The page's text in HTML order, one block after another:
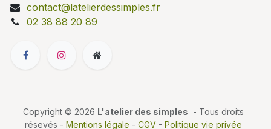
contact@latelierdessimples.fr
02 38 88 20 89
Copyright © 2026 L'atelier des simples - Tous droits
résevés - Mentions légale - CGV- Politique vie privée